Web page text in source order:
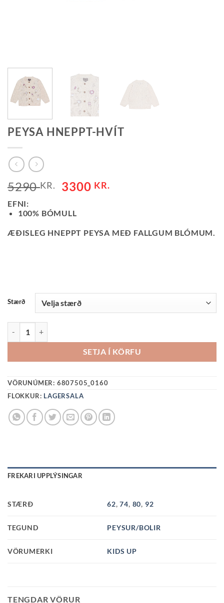
PEYSA HNEPPT-HVÍT
5290KR.
ORIGINAL
WAS:
3300 KR.CURRENT
EFNI:
100% BÓMULL
ÆÐISLEG HNEPPT PEYSA MEÐ FALLGUM BLÓMUM.
Stærð
SETJA Í KÖRFU
VÖRUNÚMER: 6807505_0160
FLOKKUR: LAGERSALA
FREKARI UPPLÝSINGAR
STÆRÐ 62,74, 80, 92
TEGUND PEYSUR/BOLIR
VÖRUMERKI KIDS UP
TENGDAR VÖRUR